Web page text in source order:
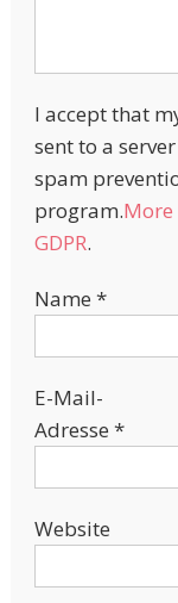
I accept that
sent to a
spam
program.
GDPR.
Name *
E-Mail-
Adresse *
Website